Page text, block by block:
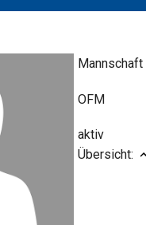
Mannschaft
OFM
aktiv
Übersicht: